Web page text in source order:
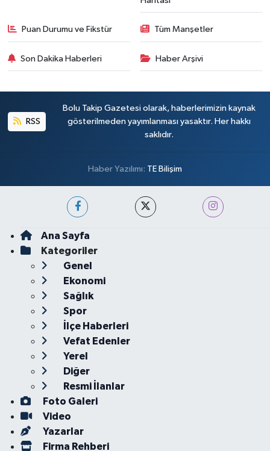
Puan Durumu ve Fikstür Tüm Manşetler
Son Dakika Haberleri Haber Arşivi
RSS
Bolu Takip Gazetesi olarak, haberlerimizin kaynak
gösterilmeden yayımlanması yasaktır. Her hakkı
saklıdır.
Haber Yazılımı: TE Bilişim
Ana Sayfa
Kategoriler
Genel
Ekonomi
Sağlık
Spor
İlçe Haberleri
Vefat Edenler
Yerel
Diğer
Resmi İlanlar
Foto Galeri
Video
Yazarlar
Firma Rehberi